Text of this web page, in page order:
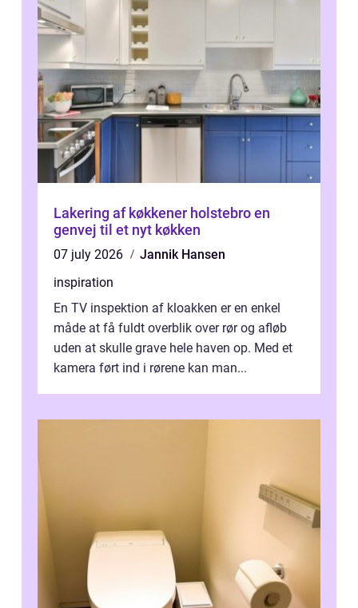
Lakering af køkkener holstebro en
genvej til et nyt køkken
07 july 2026
Jannik Hansen
inspiration
En TV inspektion af kloakken er en enkel
måde at få fuldt overblik over rør og afløb
uden at skulle grave hele haven op. Med et
kamera ført ind i rørene kan man...